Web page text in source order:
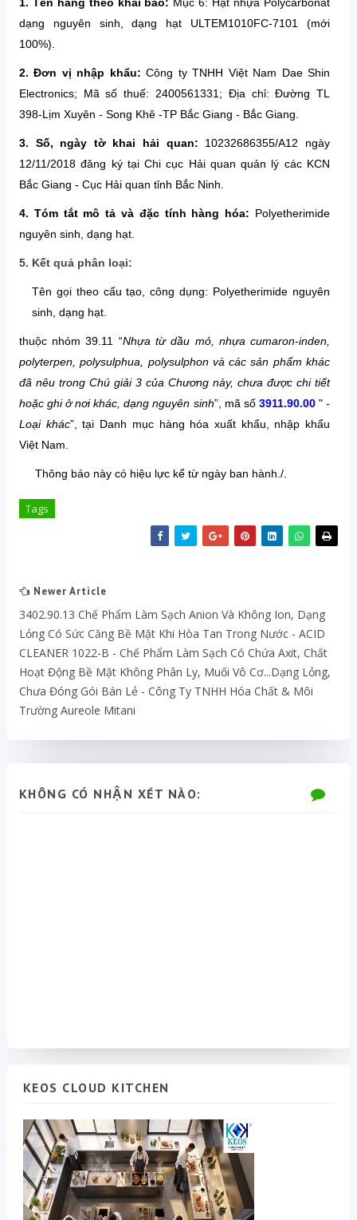
1. Tên hàng theo khai báo: Mục 6: Hạt nhựa Polycarbonat
dạng nguyên sinh, dạng hạt ULTEM1010FC-7101 (mới
100%).
2. Đơn vị nhập khẩu: Công ty TNHH Việt Nam Dae Shin
Electronics; Mã số thuế: 2400561331; Địa chỉ: Đường TL
398-Lịm Xuyên - Song Khê -TP Bắc Giang - Bắc Giang.
3. Số, ngày tờ khai hải quan: 10232686355/A12 ngày
12/11/2018 đăng ký tại Chi cục Hải quan quản lý các KCN
Bắc Giang - Cục Hải quan tỉnh Bắc Ninh.
4. Tóm tắt mô tả và đặc tính hàng hóa: Polyetherimide
nguyên sinh, dạng hạt.
5. Kết quả phân loại:
Tên gọi theo cấu tạo, công dụng: Polyetherimide nguyên
sinh, dạng hạt.
thuộc nhóm 39.11 “Nhựa từ dầu mỏ, nhựa cumaron-inden,
polyterpen, polysulphua, polysulphon và các sản phẩm khác
đã nêu trong Chú giải 3 của Chương này, chưa được chi tiết
hoặc ghi ở nơi khác, dạng nguyên sinh”, mã số 3911.90.00"-
Loại khác”, tại Danh mục hàng hóa xuất khẩu, nhập khẩu
Việt Nam.
Thông báo này có hiệu lực kể từ ngày ban hành./.
Tags
Newer Article
3402.90.13 Chế Phẩm Làm Sạch Anion Và Không Ion, Dạng
Lỏng Có Sức Căng Bề Mặt Khi Hòa Tan Trong Nước - ACID
CLEANER 1022-B - Chế Phẩm Làm Sạch Có Chứa Axit, Chất
Hoạt Động Bề Mặt Không Phân Ly, Muối Vô Cơ...dạng Lỏng,
Chưa Đóng Gói Bán Lẻ - Công Ty TNHH Hóa Chất & Môi
Trường Aureole Mitani
KHÔNG CÓ NHẬN XÉT NÀO:
KEOS CLOUD KITCHEN